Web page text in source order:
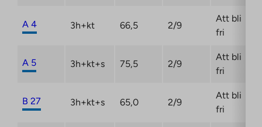
A 4 3h+kt 66,5 2/9
Att bli
fri
A 5 3h+kt+s 75,5 2/9
Att bli
fri
B 27 3h+kt+s 65,0 2/9
Att bli
fri